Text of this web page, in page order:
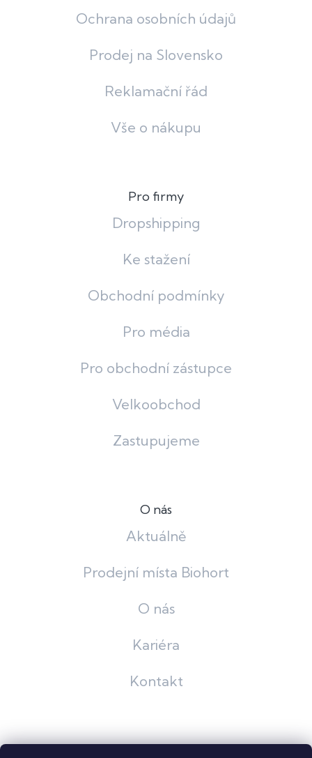
Ochrana osobních údajů
Prodej na Slovensko
Reklamační řád
Vše o nákupu
Pro firmy
Dropshipping
Ke stažení
Obchodní podmínky
Pro média
Pro obchodní zástupce
Velkoobchod
Zastupujeme
O nás
Aktuálně
Prodejní místa Biohort
O nás
Kariéra
Kontakt